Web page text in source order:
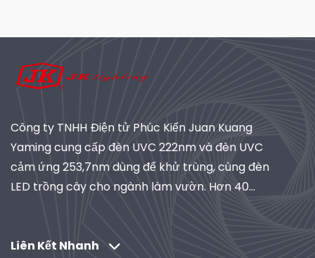
Công ty TNHH Điện tử Phúc Kiến Juan Kuang
Yaming cung cấp đèn UVC 222nm và đèn UVC
cảm ứng 253,7nm dùng để khử trùng, cùng đèn
LED trồng cây cho ngành làm vườn. Hơn 40
công nghiệp. Khám phá các giải pháp do R&D
Liên Kết Nhanh